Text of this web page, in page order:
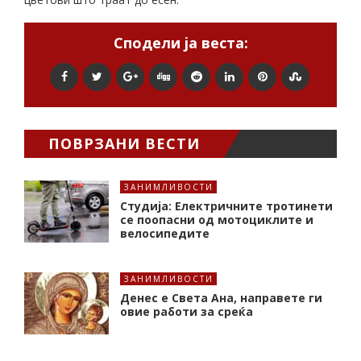
Сподели ја веста:
ПОВРЗАНИ ВЕСТИ
ЗАНИМЛИВОСТИ
Студија: Електричните тротинети
се поопасни од мотоциклите и
велосипедите
ЗАНИМЛИВОСТИ
Денес е Света Ана, направете ги
овие работи за среќа